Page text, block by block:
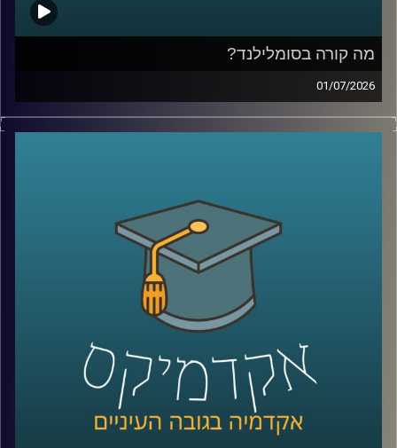
בפרק הזה נדבר על הדרך שבה נולדות תגליות, על מה שמדע
יכול ללמוד מהייטק, על ההבדל בין חשיבה נועזת לחשיבה לא
מבוססת, ועל השאלה האם אפשר ללמד אנשים לחשוב בצורה
קרדיט תמונות:AudioVersity
מה קורה בסומלילנד?
01/07/2026
יש בעולם מדינה עם כ-6 מיליון תושבים, ממשלה, מטבע, צבא,
דרכונים ובחירות דמוקרטיות. היא יציבה יותר מחלק מהמדינות
היום אנחנו יוצאים להכיר את סומלילנד, מדינה שרוב האנשים
מעולם לא שמעו עליה, אבל ייתכן שבעשור הקרוב היא תהפוך
לשחקנית משמעותית בזירה הגיאופוליטית.
כדי להבין איך נראים החיים במדינה שלא קיימת רשמית, למה
המעצמות הגדולות מתחילות להתעניין בה, והאם גם לישראל יש
אינטרס שם, הצטרף אליי היום השגריר ד״ר חיים קורן, בית ספר
לאודר לממשל, דיפלומטיה ואסטרטגיה, אוניברסיטת רייכמן.
שגריר ישראל הראשון לדרום סודן ושגריר מצרים
קרדיט תמונות:AudioVersity